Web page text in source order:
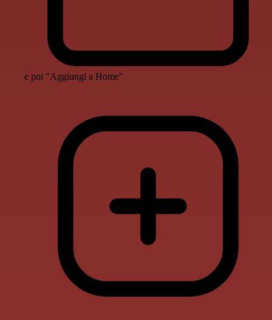
e poi "Aggiungi a Home"